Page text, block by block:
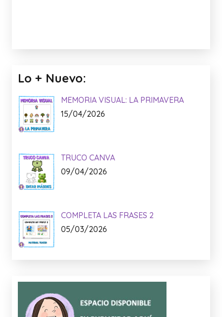
Lo + Nuevo:
MEMORIA VISUAL: LA PRIMAVERA
15/04/2026
TRUCO CANVA
09/04/2026
COMPLETA LAS FRASES 2
05/03/2026